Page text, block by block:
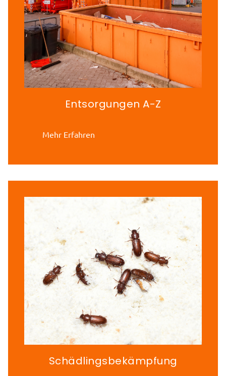
Entsorgungen A-Z
Mehr Erfahren
Schädlingsbekämpfung